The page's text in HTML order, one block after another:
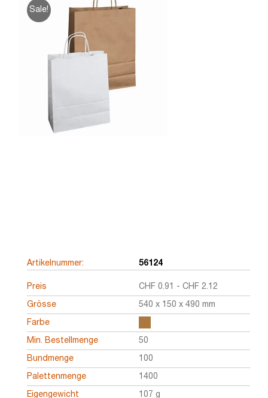
Sale!
Artikelnummer: 56124
Preis CHF 0.91 - CHF 2.12
Grösse 540 x 150 x 490 mm
Farbe
Min. Bestellmenge 50
Bundmenge 100
Palettenmenge 1400
Eigengewicht 107 g